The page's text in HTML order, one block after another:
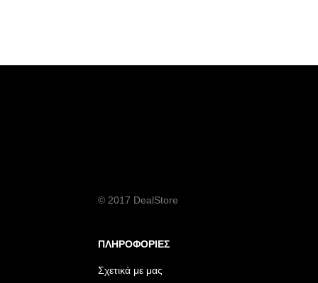
© 2017 DealStore
ΠΛΗΡΟΦΟΡΙΕΣ
Σχετικά με μας